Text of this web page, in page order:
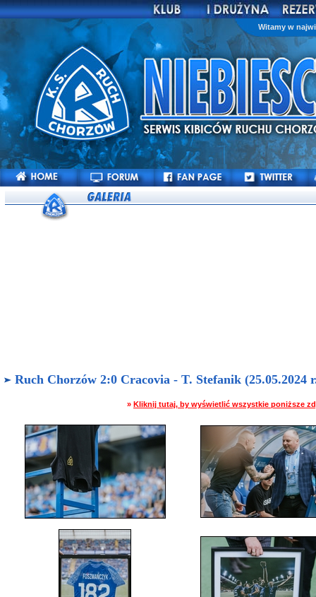
Witamy w
Ruch Chorzów 2:0 Cracovia - T. Stefanik (25.05.2024
» Kliknij tutaj, by wyświetlić wszystkie poniższe